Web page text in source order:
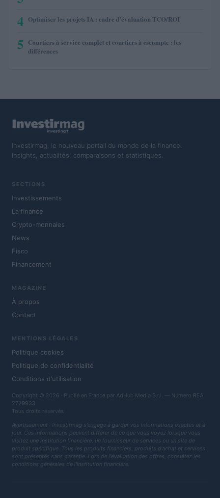
4 Optimiser les projets IA : cadre d’évaluation TCO/ROI
5 Courtiers à service complet et courtiers à escompte : les
différences
Investirmag, le nouveau portail du monde de la finance.
Insights, actualités, comparaisons et statistiques.
SECTIONS
Investissements
La finance
Crypto-monnaies
News
Fisco
Financement
MAGAZINE
À propos
Contact
MENTIONS LÉGALES
Politique cookies
Politique de confidentialité
Conditions d'utilisation
Copyright © 2026 · Publié en France par AdHub Media S.r.l. — Numero REA
2729933
Tous droits réservés
Avertissement : Investirmag s'engage à garder vos informations exactes et à
jour. Ces informations peuvent différer de ce que vous voyez lorsque vous
visitez une institution financière, un fournisseur de services ou un site de
produit spécifique. Tous les produits financiers, produits d'achat et services
sont présentés sans garantie. Lors de l'évaluation des offres, consultez les
conditions générales de l'institution financière.